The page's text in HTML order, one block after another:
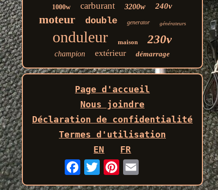
1000w carburant 3200w 240v
moteur double generator générateurs
onduleur maison 230v
champion extérieur démarrage
Page d'accueil
Nous joindre
Déclaration de confidentialité
Termes d'utilisation
EN
FR
Email